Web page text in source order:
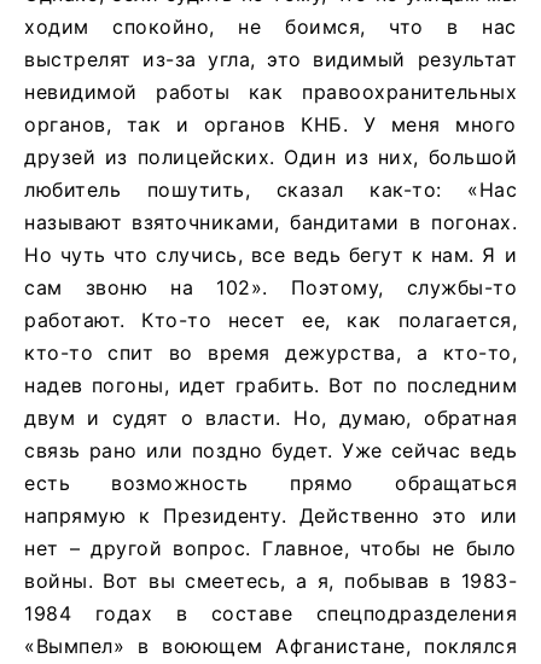
ходим спокойно, не боимся, что в нас
выстрелят из-за угла, это видимый результат
невидимой работы как правоохранительных
органов, так и органов КНБ. У меня много
друзей из полицейских. Один из них, большой
любитель пошутить, сказал как-то: «Нас
называют взяточниками, бандитами в погонах.
Но чуть что случись, все ведь бегут к нам. Я и
сам звоню на 102». Поэтому, службы-то
работают. Кто-то несет ее, как полагается,
кто-то спит во время дежурства, а кто-то,
надев погоны, идет грабить. Вот по последним
двум и судят о власти. Но, думаю, обратная
связь рано или поздно будет. Уже сейчас ведь
есть возможность прямо обращаться
напрямую к Президенту. Действенно это или
нет – другой вопрос. Главное, чтобы не было
войны. Вот вы смеетесь, а я, побывав в 1983-
1984 годах в составе спецподразделения
«Вымпел» в воюющем Афганистане, поклялся